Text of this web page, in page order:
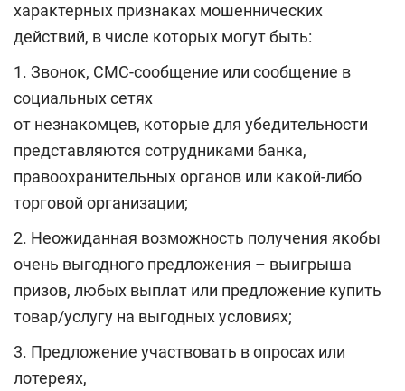
характерных признаках мошеннических
действий, в числе которых могут быть:
1. Звонок, СМС-сообщение или сообщение в
социальных сетях
от незнакомцев, которые для убедительности
представляются сотрудниками банка,
правоохранительных органов или какой-либо
торговой организации;
2. Неожиданная возможность получения якобы
очень выгодного предложения – выигрыша
призов, любых выплат или предложение купить
товар/услугу на выгодных условиях;
3. Предложение участвовать в опросах или
лотереях,